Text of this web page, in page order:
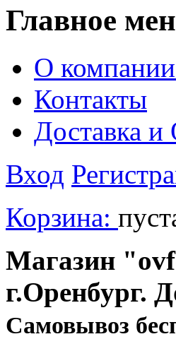
Главное
О
Контакты
Доставка и
Вход
Корзина:
Магазин
г.Оренбург.
Cамовывоз